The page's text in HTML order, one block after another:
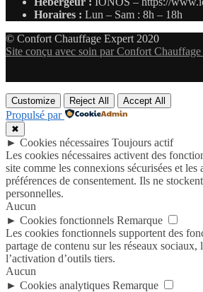
Horaires : Lun – Sam : 8h – 18h
© Confort Chauffage Expert 2020
Site conçu avec soin par Confort
Customize Reject All Accept All
Propulsé par
✖
► Cookies nécessaires Toujours actif
Les cookies nécessaires activent des
site comme les connexions sécurisées et les
préférences de consentement. Ils ne
personnelles.
Aucun
► Cookies fonctionnels Remarque
Les cookies fonctionnels supportent des
partage de contenu sur les réseaux sociaux,
l’activation d’outils tiers.
Aucun
► Cookies analytiques Remarque